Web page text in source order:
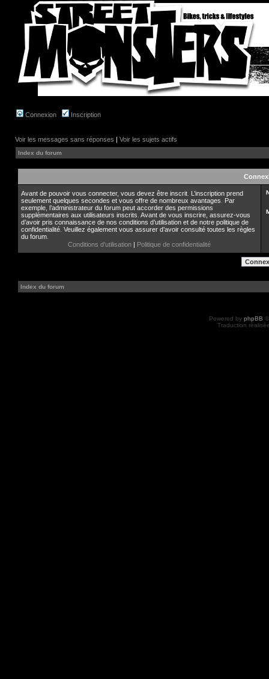
Connexion Inscription
Voir les messages sans réponses | Voir les sujets actifs
Index du forum
Avant de pouvoir vous connecter, vous devez être inscrit. L’inscription prend
seulement quelques secondes et vous offre de nombreux avantages. Par
exemple, l’administrateur du forum peut accorder des permissions
supplémentaires aux utilisateurs inscrits. Avant de vous inscrire, assurez-vous
d’avoir pris connaissance de nos conditions d’utilisation et de notre politique de
confidentialité. Veuillez également vous assurer d’avoir consulté toutes les règles
du forum.
Conditions d’utilisation | Politique de confidentialité
Index du forum
Powered by phpBB
Traduction